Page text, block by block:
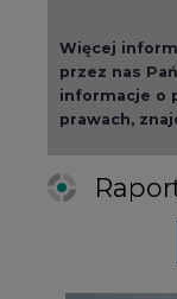
Więcej
przez nas
informacje o
prawach,